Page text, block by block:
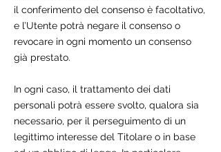
il conferimento del consenso è facoltativo,
e l’Utente potrà negare il consenso o
revocare in ogni momento un consenso
già prestato.
In ogni caso, il trattamento dei dati
personali potrà essere svolto, qualora sia
necessario, per il perseguimento di un
legittimo interesse del Titolare o in base